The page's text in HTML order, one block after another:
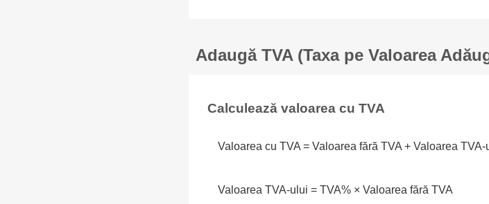
Adaugă TVA (Taxa pe Valoarea
Calculează valoarea cu TVA
Valoarea cu TVA = Valoarea fără TVA + Valoarea TVA-
Valoarea TVA-ului = TVA% × Valoarea fără TVA